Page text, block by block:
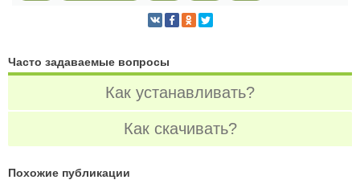
Часто задаваемые вопросы
Как устанавливать?
Как скачивать?
Похожие публикации